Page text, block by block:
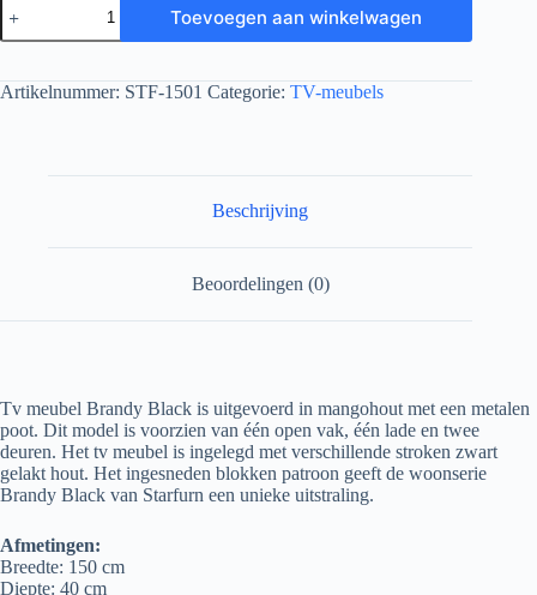
Toevoegen aan winkelwagen
Artikelnummer: STF-1501 Categorie: TV-meubels
Beschrijving
Beoordelingen (0)
Tv meubel Brandy Black is uitgevoerd in mangohout met een metalen
poot. Dit model is voorzien van één open vak, één lade en twee
deuren. Het tv meubel is ingelegd met verschillende stroken zwart
gelakt hout. Het ingesneden blokken patroon geeft de woonserie
Brandy Black van Starfurn een unieke uitstraling.
Afmetingen:
Breedte: 150 cm
Diepte: 40 cm